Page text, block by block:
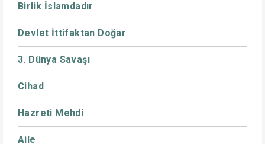
Birlik İslamdadır
Devlet İttifaktan Doğar
3. Dünya Savaşı
Cihad
Hazreti Mehdi
Aile